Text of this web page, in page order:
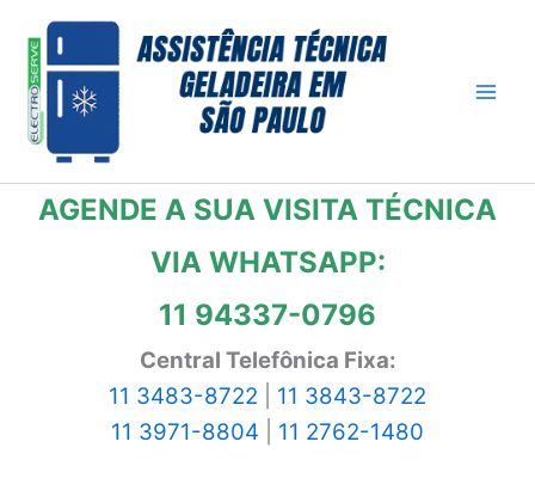
para
conteúdo
AGENDE A SUA VISITA TÉCNICA
VIA WHATSAPP:
11 94337-0796
Central Telefônica Fixa:
11 3483-8722
11 3843-8722
11 3971-8804
11 2762-1480